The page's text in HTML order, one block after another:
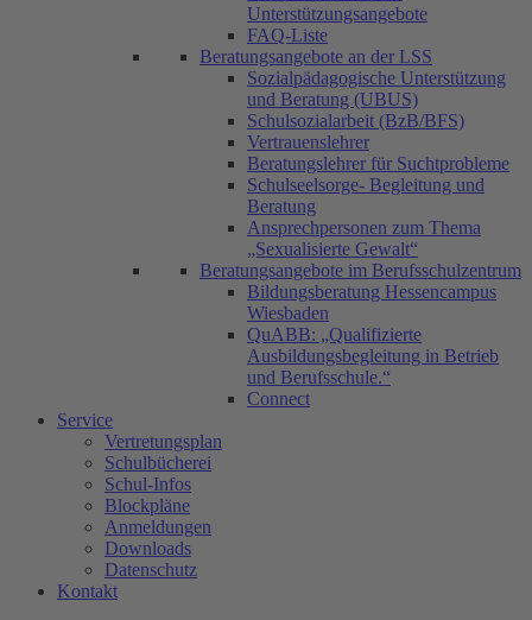
Unterstützungsangebote
FAQ-Liste
Beratungsangebote an der LSS
Sozialpädagogische Unterstützung
und Beratung (UBUS)
Schulsozialarbeit (BzB/BFS)
Vertrauenslehrer
Beratungslehrer für Suchtprobleme
Schulseelsorge- Begleitung und
Beratung
Ansprechpersonen zum Thema
„Sexualisierte Gewalt“
Beratungsangebote im Berufsschulzentrum
Bildungsberatung Hessencampus
Wiesbaden
QuABB: „Qualifizierte
Ausbildungsbegleitung in Betrieb
und Berufsschule.“
Connect
Service
Vertretungsplan
Schulbücherei
Schul-Infos
Blockpläne
Anmeldungen
Downloads
Datenschutz
Kontakt